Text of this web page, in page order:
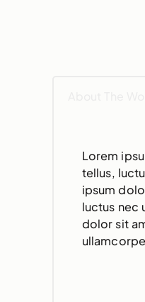
Lorem
tellus,
ipsum
luctus nec
dolor sit